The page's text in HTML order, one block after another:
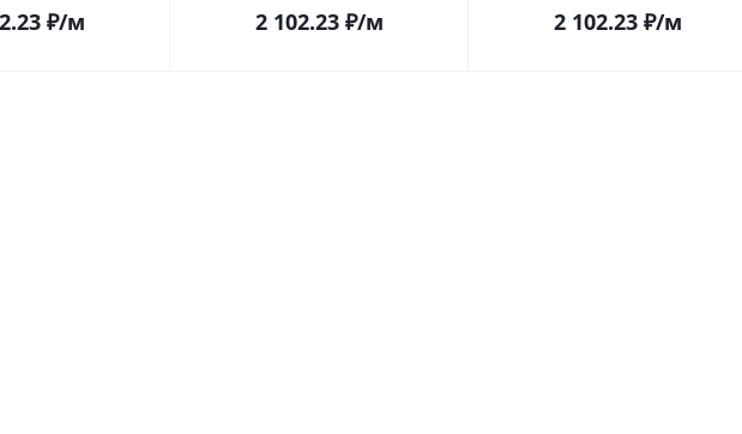
₽/м 2 102.23 ₽/м 2 102.23 ₽/м